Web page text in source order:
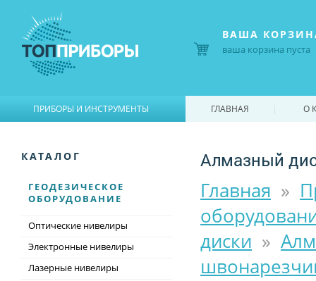
Алмазный
Главная »
диски »
КАТАЛОГ
ГЕОДЕЗИЧЕСКОЕ
ОБОРУДОВАНИЕ
Оптические нивелиры
Электронные нивелиры
Лазерные нивелиры
ВАША
ваша корзина пуста
ПРИБОРЫ И ИНСТРУМЕНТЫ ГЛАВНАЯ | О